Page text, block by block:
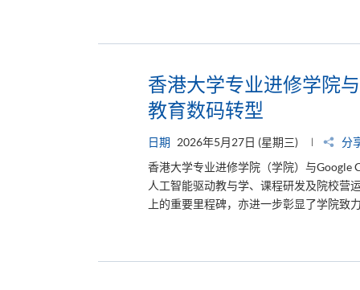
香港大学专业进修学院
教育数码转型
日期 2026年5月27日 (星期三)
分
香港大学专业进修学院（学院）与Google
人工智能驱动教与学、课程研发及院校营
上的重要里程碑，亦进一步彰显了学院